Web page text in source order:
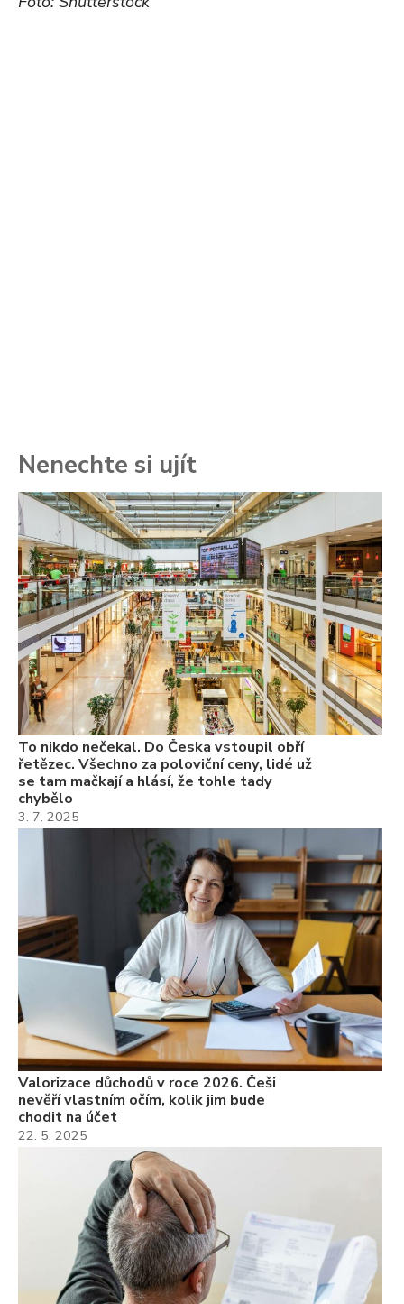
Nenechte si ujít
To nikdo nečekal. Do Česka vstoupil obří
řetězec. Všechno za poloviční ceny, lidé už
se tam mačkají a hlásí, že tohle tady
chybělo
3. 7. 2025
Valorizace důchodů v roce 2026. Češi
nevěří vlastním očím, kolik jim bude
chodit na účet
22. 5. 2025